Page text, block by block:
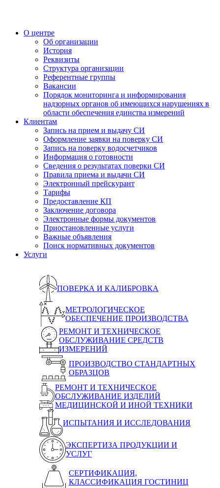
О центре
Об организации
История
Реквизиты
Структура организации
Референтные группы
Вакансии
Порядок мониторинга и информирования
надзорных органов об имеющихся нарушениях в
области обеспечения единства измерений
Клиентам
Запись на прием и выдачу СИ
Оформление заявки на поверку СИ
Запись на поверку водосчетчиков
Информация о готовности
Сведения о результатах поверки СИ
Правила приема и выдачи СИ
Электронный прейскурант
Тарифы
Предоставление КП
Заключение договора
Электронные формы документов
Приостановленные услуги
Важные объявления
Поиск нормативных документов
Услуги
ПОВЕРКА И КАЛИБРОВКА
МЕТРОЛОГИЧЕСКОЕ
ОБЕСПЕЧЕНИЕ ПРОИЗВОДСТВА
РЕМОНТ И ТЕХНИЧЕСКОЕ
ОБСЛУЖИВАНИЕ СРЕДСТВ
ИЗМЕРЕНИЙ
ПРОИЗВОДСТВО СТАНДАРТНЫХ
ОБРАЗЦОВ
РЕМОНТ И ТЕХНИЧЕСКОЕ
ОБСЛУЖИВАНИЕ ИЗДЕЛИЙ
МЕДИЦИНСКОЙ И ИНОЙ ТЕХНИКИ
ИСПЫТАНИЯ И ИССЛЕДОВАНИЯ
ЭКСПЕРТИЗА ПРОДУКЦИИ И
УСЛУГ
СЕРТИФИКАЦИЯ,
КЛАССИФИКАЦИЯ ГОСТИНИЦ